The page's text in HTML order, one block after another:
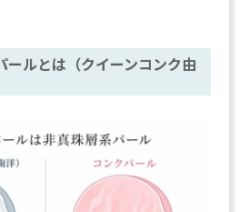
ールとは（クイーンコンク由